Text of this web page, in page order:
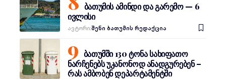
ბათუმის ამინდი და გარემო — 6
ივლისი
Ავტორი:შენი ბათუმის რედაქცია
ბათუმში 130 ტონა სახიფათო
ნარჩენებს უკანონოდ ანადგურებენ –
რას ამბობენ დეპარტამენტში